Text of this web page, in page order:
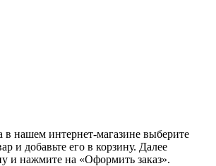
в нашем интернет-магазине выберите
и добавьте его в корзину. Далее
и нажмите на «Оформить заказ».